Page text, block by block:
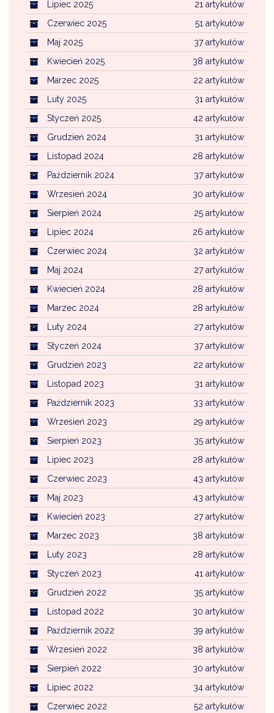
21 artykułów
Lipiec 2025
51 artykułów
Czerwiec 2025
37 artykułów
Maj 2025
38 artykułów
Kwiecień 2025
22 artykułów
Marzec 2025
31 artykułów
Luty 2025
42 artykułów
Styczeń 2025
31 artykułów
Grudzień 2024
28 artykułów
Listopad 2024
37 artykułów
Październik 2024
30 artykułów
Wrzesień 2024
25 artykułów
Sierpień 2024
26 artykułów
Lipiec 2024
32 artykułów
Czerwiec 2024
27 artykułów
Maj 2024
28 artykułów
Kwiecień 2024
28 artykułów
Marzec 2024
27 artykułów
Luty 2024
37 artykułów
Styczeń 2024
22 artykułów
Grudzień 2023
31 artykułów
Listopad 2023
33 artykułów
Październik 2023
29 artykułów
Wrzesień 2023
35 artykułów
Sierpień 2023
28 artykułów
Lipiec 2023
43 artykułów
Czerwiec 2023
43 artykułów
Maj 2023
27 artykułów
Kwiecień 2023
38 artykułów
Marzec 2023
28 artykułów
Luty 2023
41 artykułów
Styczeń 2023
35 artykułów
Grudzień 2022
30 artykułów
Listopad 2022
39 artykułów
Październik 2022
38 artykułów
Wrzesień 2022
30 artykułów
Sierpień 2022
34 artykułów
Lipiec 2022
52 artykułów
Czerwiec 2022